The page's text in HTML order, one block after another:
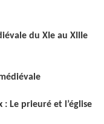
du XIe au XIIIe
Le prieuré et l’église